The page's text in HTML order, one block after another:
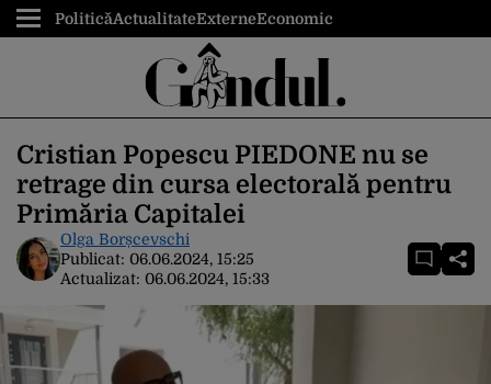
PoliticăActualitateExterneEconomic
Cristian Popescu PIEDONE nu se
retrage din cursa electorală pentru
Primăria Capitalei
Olga Borșcevschi
Publicat: 06.06.2024, 15:25
Actualizat: 06.06.2024, 15:33